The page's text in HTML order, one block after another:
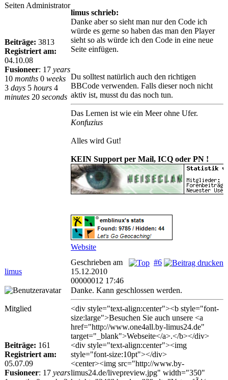
Seiten Administrator
Beiträge: 3813
Registriert am:
04.10.08
Fusioneer: 17 years
10 months 0 weeks
3 days 5 hours 4
minutes 20 seconds
limus schrieb:
Danke aber so sieht man nur den Code ich
würde es gerne so haben das man den Player
sieht so als würde ich den Code in eine neue
Seite einfügen.
Du solltest natürlich auch den richtigen
BBCode verwenden. Falls dieser noch nicht
aktiv ist, musst du das noch tun.
Das Lernen ist wie ein Meer ohne Ufer.
Konfuzius
Alles wird Gut!
KEIN Support per Mail, ICQ oder PN !
Website
limus
#6
Geschrieben am
15.12.2010
00000012 17:46
Mitglied
Beiträge: 161
Registriert am:
05.07.09
Fusioneer: 17 years
Danke. Kann geschlossen werden.
<div style="text-align:center"><b style="font-
size:large">Besuchen Sie auch unsere <a
href="http://www.one4all.by-limus24.de"
target="_blank">Webseite</a>.</b></div>
<div style="text-align:center"><img
style="font-size:10pt"></div>
<center><img src="http://www.by-
limus24.de/livepreview.jpg" width="350"